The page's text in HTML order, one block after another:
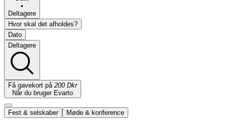
•
Deltagere
Hvor skal det afholdes?
Dato
Deltagere
Få gavekort på 200 Dkr
Når du bruger Evarto
Fest & selskaber Møde & konference